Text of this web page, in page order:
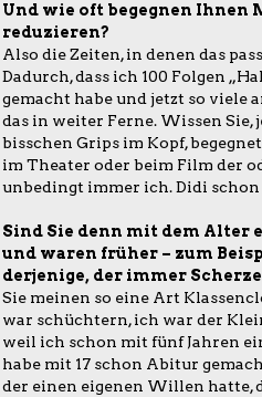
Und wie oft begegnen Ihnen
reduzieren?
Also die Zeiten, in denen das
Dadurch, dass ich 100 Folgen
gemacht habe und jetzt so viele
das in weiter Ferne. Wissen Sie,
bisschen Grips im Kopf,
im Theater oder beim Film der
unbedingt immer ich. Didi
Sind Sie denn mit dem Alter
und waren früher – zum
derjenige, der immer
Sie meinen so eine Art
war schüchtern, ich war der
weil ich schon mit fünf Jahren
habe mit 17 schon Abitur
der einen eigenen Willen hatte,